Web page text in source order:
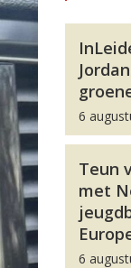
6
Teun
met
6